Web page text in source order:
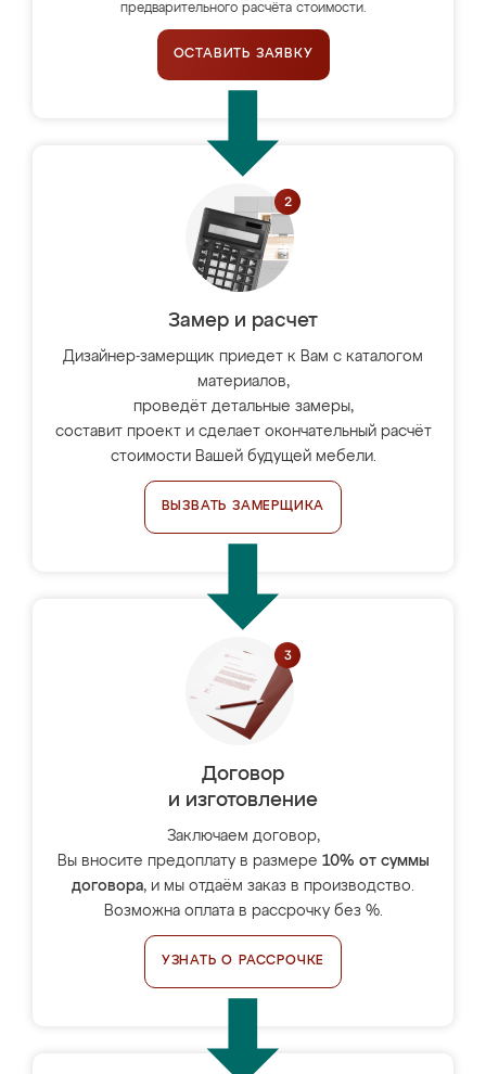
предварительного расчёта стоимости.
ОСТАВИТЬ ЗАЯВКУ
Замер и расчет
Дизайнер-замерщик приедет к Вам с каталогом
материалов,
проведёт детальные замеры,
составит проект и сделает окончательный расчёт
стоимости Вашей будущей мебели.
ВЫЗВАТЬ ЗАМЕРЩИКА
Договор
и изготовление
Заключаем договор,
Вы вносите предоплату в размере 10% от суммы
договора, и мы отдаём заказ в производство.
Возможна оплата в рассрочку без %.
УЗНАТЬ О РАССРОЧКЕ